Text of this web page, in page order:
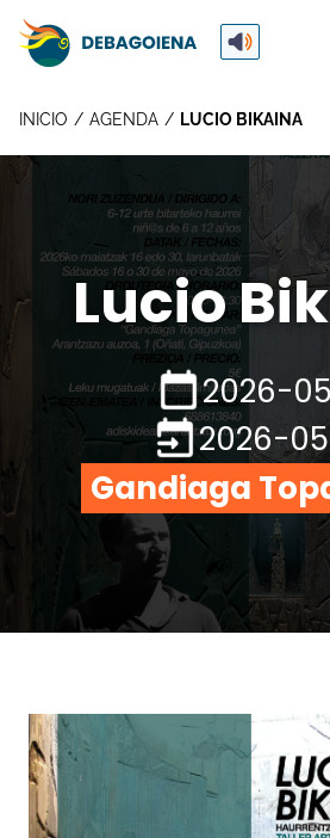
INICIO AGENDA LUCIO BIKAINA
Lucio
2026-
2026-
Gandiaga